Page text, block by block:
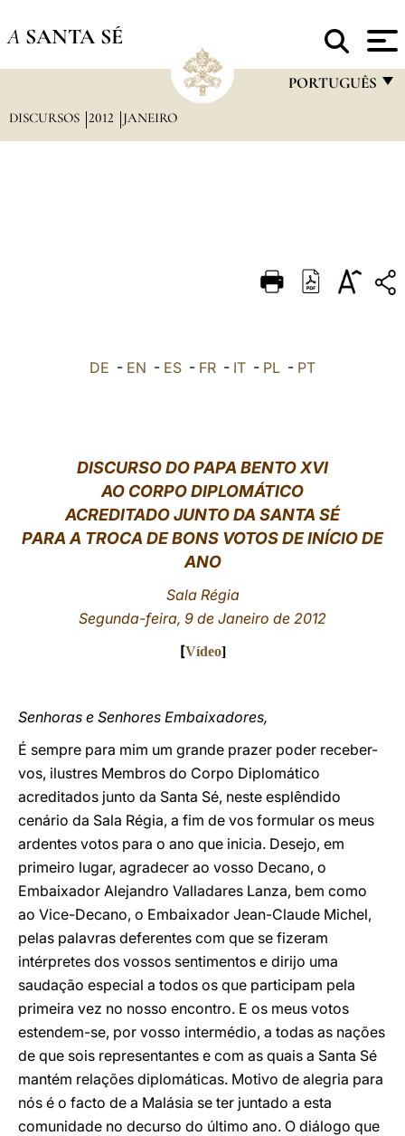
A SANTA SÉ
PORTUGUÊS
DEUTSCH
العربيّة
DISCURSOS 2012 JANEIRO
DE - EN - ES - FR - IT - PL - PT
DISCURSO DO PAPA BENTO XVI
AO CORPO DIPLOMÁTICO
ACREDITADO JUNTO DA SANTA SÉ
PARA A TROCA DE BONS VOTOS DE INÍCIO DE
ANO
Sala Régia
Segunda-feira, 9 de Janeiro de 2012
[Vídeo]
Senhoras e Senhores Embaixadores,
É sempre para mim um grande prazer poder receber-
vos, ilustres Membros do Corpo Diplomático
acreditados junto da Santa Sé, neste esplêndido
cenário da Sala Régia, a fim de vos formular os meus
ardentes votos para o ano que inicia. Desejo, em
primeiro lugar, agradecer ao vosso Decano, o
Embaixador Alejandro Valladares Lanza, bem como
ao Vice-Decano, o Embaixador Jean-Claude Michel,
pelas palavras deferentes com que se fizeram
intérpretes dos vossos sentimentos e dirijo uma
saudação especial a todos os que participam pela
primeira vez no nosso encontro. E os meus votos
estendem-se, por vosso intermédio, a todas as nações
de que sois representantes e com as quais a Santa Sé
mantém relações diplomáticas. Motivo de alegria para
nós é o facto de a Malásia se ter juntado a esta
comunidade no decurso do último ano. O diálogo que